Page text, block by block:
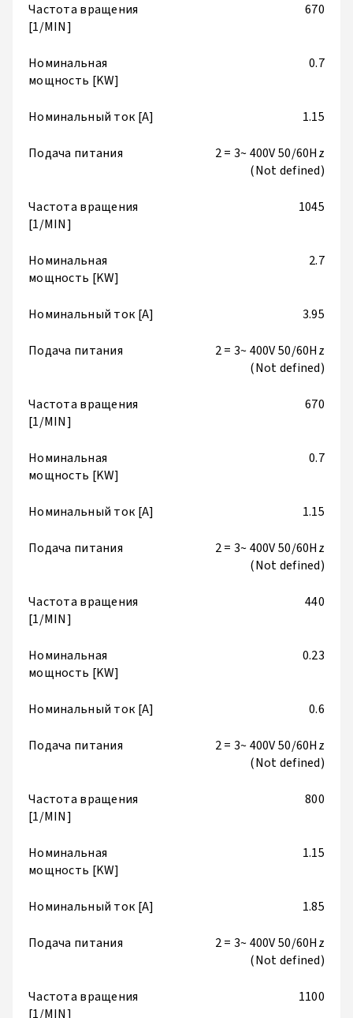
Частота вращения
[1/MIN]
670
Номинальная
мощность [KW]
0.7
Номинальный ток [A] 1.15
Подача питания
2 = 3~ 400V 50/60Hz
(Not defined)
Частота вращения
[1/MIN]
1045
Номинальная
мощность [KW]
2.7
Номинальный ток [A] 3.95
Подача питания
2 = 3~ 400V 50/60Hz
(Not defined)
Частота вращения
[1/MIN]
670
Номинальная
мощность [KW]
0.7
Номинальный ток [A] 1.15
Подача питания
2 = 3~ 400V 50/60Hz
(Not defined)
Частота вращения
[1/MIN]
440
Номинальная
мощность [KW]
0.23
Номинальный ток [A] 0.6
Подача питания
2 = 3~ 400V 50/60Hz
(Not defined)
Частота вращения
[1/MIN]
800
Номинальная
мощность [KW]
1.15
Номинальный ток [A] 1.85
Подача питания
2 = 3~ 400V 50/60Hz
(Not defined)
Частота вращения
[1/MIN]
1100